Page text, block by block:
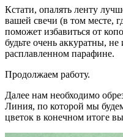
Кстати, опалять ленту
вашей свечи (в том месте,
поможет избавиться от
будьте очень аккуратны, не
расплавленном парафине.
Продолжаем работу.
Далее нам необходимо
Линия, по которой мы будем
цветок в конечном итоге